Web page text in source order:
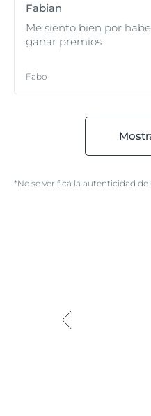
Fabian
Me siento bien por
ganar premios
Fabo
*No se verifica la autenticidad de